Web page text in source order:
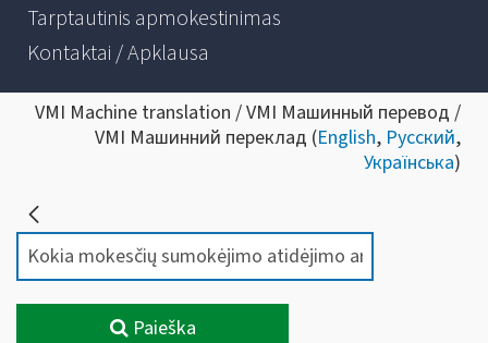
Tarptautinis apmokestinimas
Kontaktai / Apklausa
VMI Machine translation / VMI Машинный перевод /
VMI Машинний переклад (English, Русский,
Українська)
Paieška